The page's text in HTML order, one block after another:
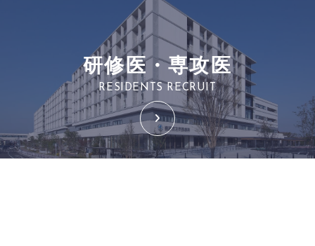
研修医・専攻医
RESIDENTS RECRUIT